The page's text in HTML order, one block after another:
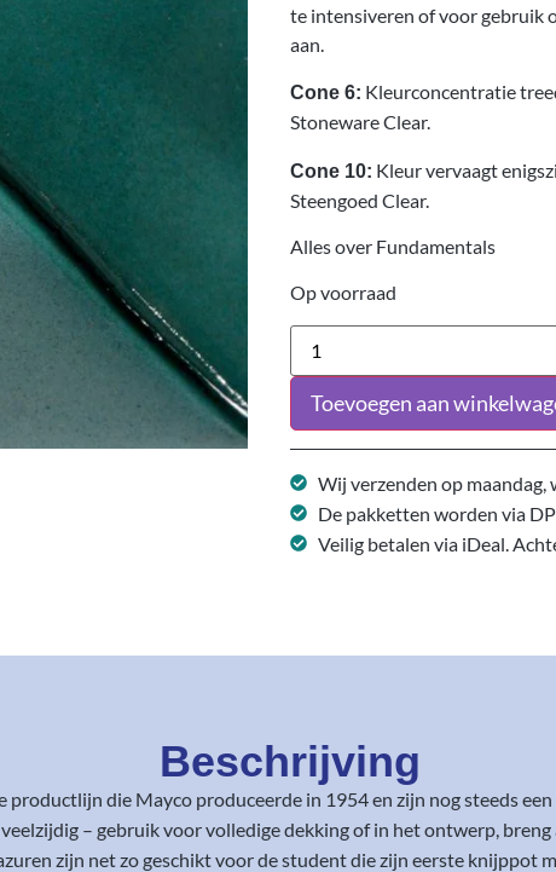
te intensiveren of voor gebruik
aan.
Cone 6: Kleurconcentratie
Stoneware Clear.
Cone 10: Kleur vervaagt
Steengoed Clear.
Alles over Fundamentals
Op voorraad
Toevoegen aan
Wij verzenden op maandag,
De pakketten worden via
Veilig betalen via iDeal.
Beschrijving
die Mayco produceerde in 1954 en zijn nog steeds
– gebruik voor volledige dekking of in het ontwerp,
zijn net zo geschikt voor de student die zijn eerste knijppot